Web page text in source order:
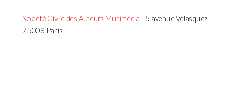
Société Civile des Auteurs Multimédia - 5 avenue Vélasquez
75008 Paris